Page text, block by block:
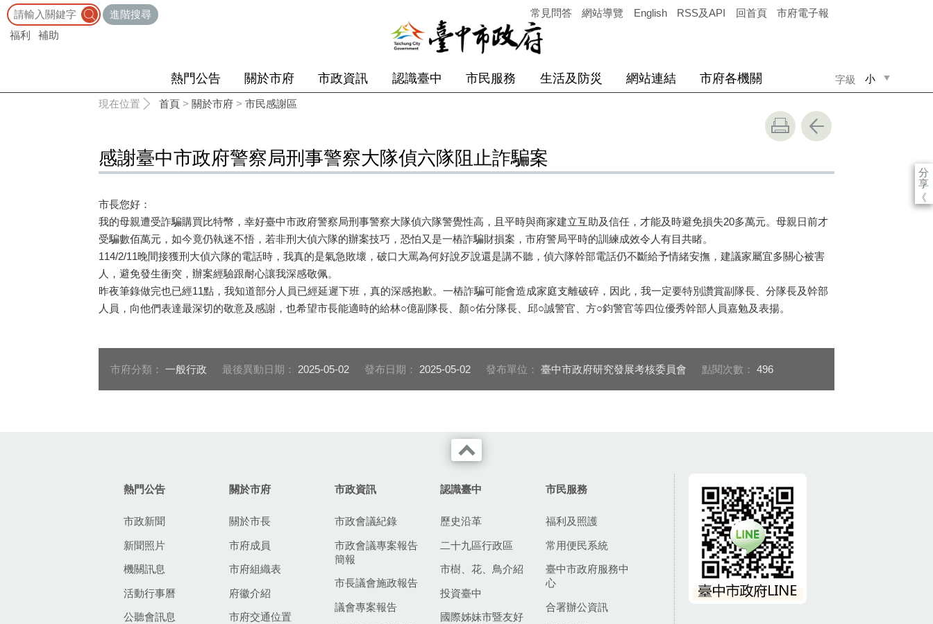
進階搜尋
福利
補助
常見問答 網站導覽 English RSS及API 回首頁 市府電子報
字級 小
熱門公告 關於市府 市政資訊 認識臺中 市民服務 生活及防災 網站連結 市府各機關
現在位置 首頁 > 關於市府 > 市民感謝區
分
享
《
感謝臺中市政府警察局刑事警察大隊偵六隊阻止詐騙案
市長您好：
我的母親遭受詐騙購買比特幣，幸好臺中市政府警察局刑事警察大隊偵六隊警覺性高，且平時與商家建立互助及信任，才能及時避免損失20多萬元。母親日前才
受騙數佰萬元，如今竟仍執迷不悟，若非刑大偵六隊的辦案技巧，恐怕又是一樁詐騙財損案，市府警局平時的訓練成效令人有目共睹。
114/2/11晚間接獲刑大偵六隊的電話時，我真的是氣急敗壞，破口大罵為何好說歹說還是講不聽，偵六隊幹部電話仍不斷給予情緒安撫，建議家屬宜多關心被害
人，避免發生衝突，辦案經驗跟耐心讓我深感敬佩。
昨夜筆錄做完也已經11點，我知道部分人員已經延遲下班，真的深感抱歉。一樁詐騙可能會造成家庭支離破碎，因此，我一定要特別讚賞副隊長、分隊長及幹部
人員，向他們表達最深切的敬意及感謝，也希望市長能適時的給林○億副隊長、顏○佑分隊長、邱○誠警官、方○鈞警官等四位優秀幹部人員嘉勉及表揚。
市府分類： 一般行政 最後異動日期： 2025-05-02 發布日期： 2025-05-02 發布單位： 臺中市政府研究發展考核委員會 點閱次數： 496
熱門公告
市政新聞
新聞照片
機關訊息
活動行事曆
公聽會訊息
關於市府
關於市長
市府成員
市府組織表
府徽介紹
市府交通位置
市政資訊
市政會議紀錄
市政會議專案報告
簡報
市長議會施政報告
議會專案報告
認識臺中
歷史沿革
二十九區行政區
市樹、花、鳥介紹
投資臺中
國際姊妹市暨友好
市民服務
福利及照護
常用便民系統
臺中市政府服務中
心
合署辦公資訊